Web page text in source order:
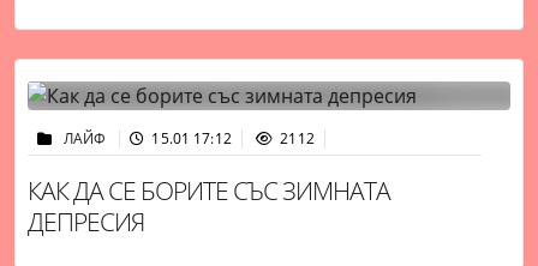
ЛАЙФ 15.01 17:12 2112
КАК ДА СЕ БОРИТЕ СЪС ЗИМНАТА
ДЕПРЕСИЯ